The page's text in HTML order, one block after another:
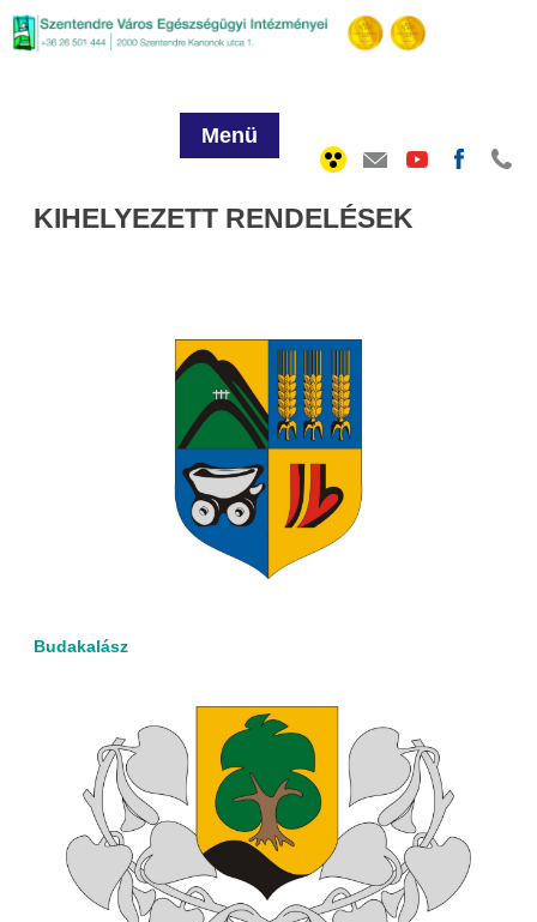
Menü
KIHELYEZETT RENDELÉSEK
Budakalász